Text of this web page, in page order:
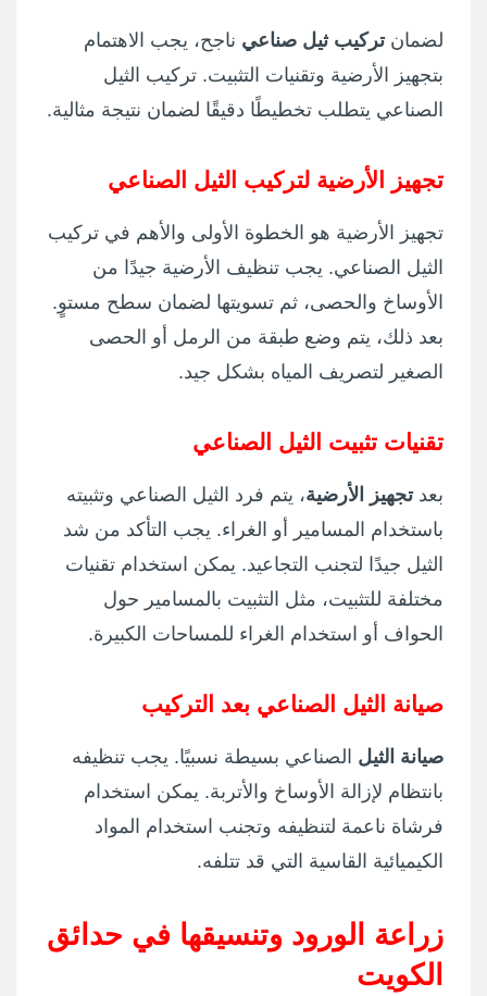
لضمانتركيب ثيل صناعي ناجح، يجب الاهتمام
بتجهيز الأرضية وتقنيات التثبيت. تركيب الثيل
الصناعي يتطلب تخطيطًا دقيقًا لضمان نتيجة مثالية.
تجهيز الأرضية لتركيب الثيل الصناعي
تجهيز الأرضية هو الخطوة الأولى والأهم في تركيب
الثيل الصناعي. يجب تنظيف الأرضية جيدًا من
الأوساخ والحصى، ثم تسويتها لضمان سطح مستوٍ.
بعد ذلك، يتم وضع طبقة من الرمل أو الحصى
الصغير لتصريف المياه بشكل جيد.
تقنيات تثبيت الثيل الصناعي
بعدتجهيز الأرضية، يتم فرد الثيل الصناعي وتثبيته
باستخدام المسامير أو الغراء. يجب التأكد من شد
الثيل جيدًا لتجنب التجاعيد. يمكن استخدام تقنيات
مختلفة للتثبيت، مثل التثبيت بالمسامير حول
الحواف أو استخدام الغراء للمساحات الكبيرة.
صيانة الثيل الصناعي بعد التركيب
صيانة الثيل الصناعي بسيطة نسبيًا. يجب تنظيفه
بانتظام لإزالة الأوساخ والأتربة. يمكن استخدام
فرشاة ناعمة لتنظيفه وتجنب استخدام المواد
الكيميائية القاسية التي قد تتلفه.
زراعة الورود وتنسيقها في حدائق
الكويت